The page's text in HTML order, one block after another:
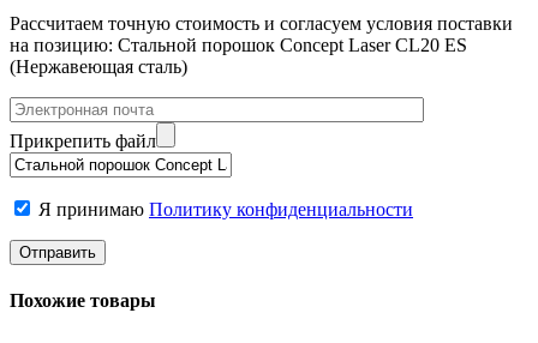
Рассчитаем точную стоимость и согласуем условия поставки
на позицию: Стальной порошок Concept Laser CL20 ES
(Нержавеющая сталь)
Прикрепить файл
Я принимаю Политику конфиденциальности
Похожие товары